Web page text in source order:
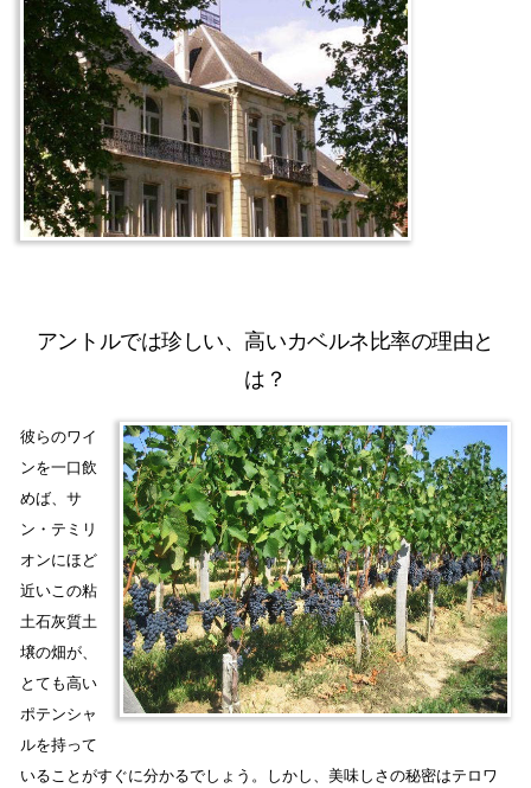
アントルでは珍しい、高いカベルネ比率の理由と
は？
彼らのワイ
ンを一口飲
めば、サ
ン・テミリ
オンにほど
近いこの粘
土石灰質土
壌の畑が、
とても高い
ポテンシャ
ルを持って
いることがすぐに分かるでしょう。しかし、美味しさの秘密はテロワ